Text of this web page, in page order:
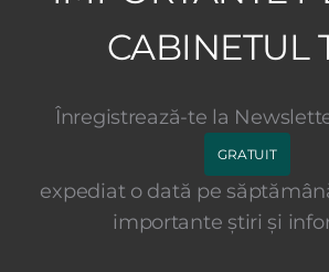
CABINETUL
Înregistrează-te la
GRATUIT
expediat o dată pe
importante știri și